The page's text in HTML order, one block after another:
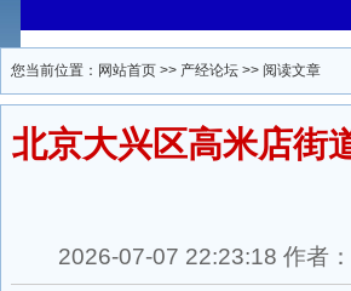
您当前位置： 网站首页 >> 产经论坛 >> 阅读文章
北京大兴区高米店街
2026-07-07 22:23:18 作者